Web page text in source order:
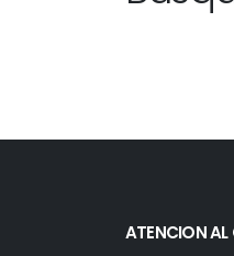
ATENCION AL